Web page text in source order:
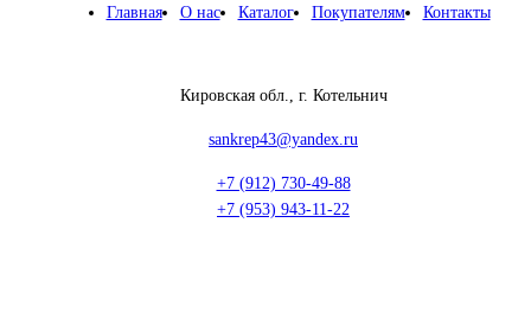
Главная О нас Каталог Покупателям Контакты
Кировская обл., г. Котельнич
sankrep43@yandex.ru
+7 (912) 730-49-88
+7 (953) 943-11-22